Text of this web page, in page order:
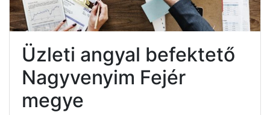
Üzleti angyal befektető
Nagyvenyim Fejér
megye